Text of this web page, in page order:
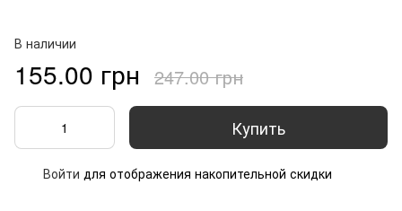
В наличии
155.00 грн 247.00 грн
Купить
Войти для отображения накопительной скидки